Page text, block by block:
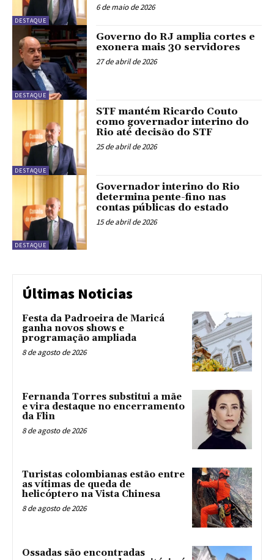
DESTAQUE
6 de maio de 2026
DESTAQUE
Governo do RJ amplia cortes e
exonera mais 30 servidores
27 de abril de 2026
DESTAQUE
STF mantém Ricardo Couto
como governador interino do
Rio até decisão do STF
25 de abril de 2026
DESTAQUE
Governador interino do Rio
determina pente-fino nas
contas públicas do estado
15 de abril de 2026
Últimas Noticias
Festa da Padroeira de Maricá
ganha novos shows e
programação ampliada
8 de agosto de 2026
Fernanda Torres substitui a mãe
e vira destaque no encerramento
da Flin
8 de agosto de 2026
Turistas colombianas estão entre
as vítimas de queda de
helicóptero na Vista Chinesa
8 de agosto de 2026
Ossadas são encontradas